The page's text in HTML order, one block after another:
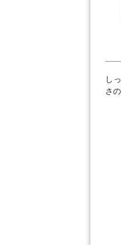
し
さ